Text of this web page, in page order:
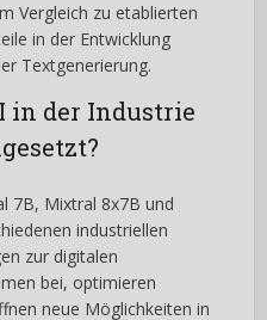
Vergleich zu etablierten
in der Entwicklung
Textgenerierung.
in der Industrie
7B, Mixtral 8x7B und
industriellen
zur digitalen
bei, optimieren
neue Möglichkeiten in